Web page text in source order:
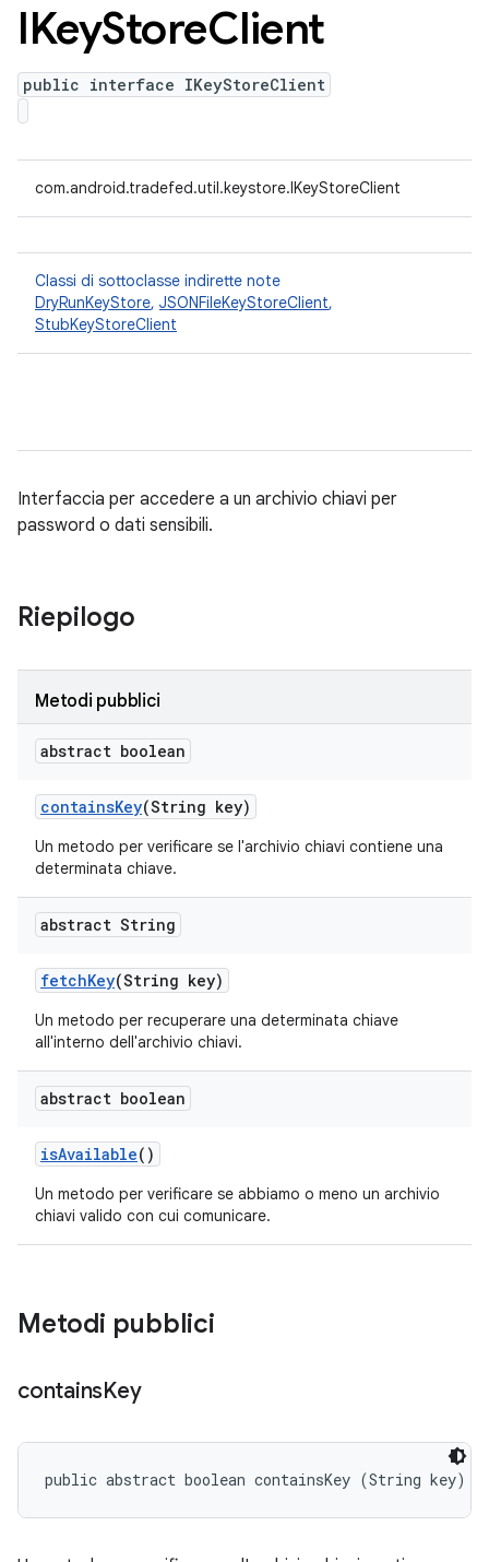
IKeyStoreClient
public interface IKeyStoreClient
com.android.tradefed.util.keystore.IKeyStoreClient
Classi di sottoclasse indirette note
DryRunKeyStore, JSONFileKeyStoreClient,
StubKeyStoreClient
Interfaccia per accedere a un archivio chiavi per
password o dati sensibili.
Riepilogo
Metodi pubblici
abstract boolean
containsKey(String key)
Un metodo per verificare se l'archivio chiavi contiene una
determinata chiave.
abstract String
fetchKey(String key)
Un metodo per recuperare una determinata chiave
all'interno dell'archivio chiavi.
abstract boolean
isAvailable()
Un metodo per verificare se abbiamo o meno un archivio
chiavi valido con cui comunicare.
Metodi pubblici
containsKey
public abstract boolean containsKey (String key)